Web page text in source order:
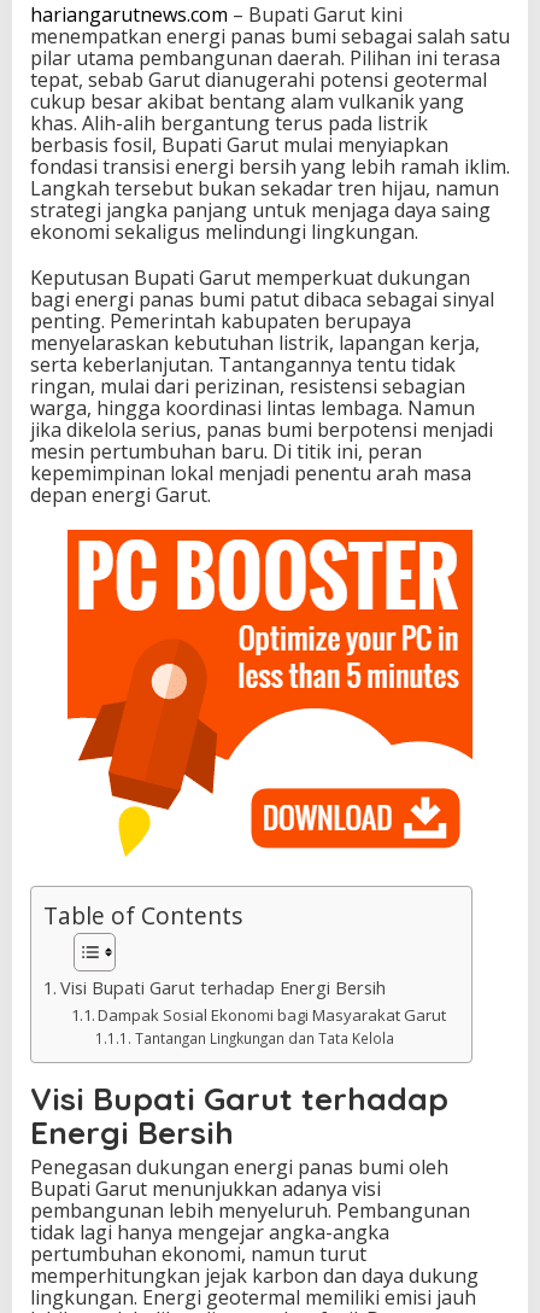
hariangarutnews.com – Bupati Garut kini
menempatkan energi panas bumi sebagai salah satu
pilar utama pembangunan daerah. Pilihan ini terasa
tepat, sebab Garut dianugerahi potensi geotermal
cukup besar akibat bentang alam vulkanik yang
khas. Alih-alih bergantung terus pada listrik
berbasis fosil, Bupati Garut mulai menyiapkan
fondasi transisi energi bersih yang lebih ramah iklim.
Langkah tersebut bukan sekadar tren hijau, namun
strategi jangka panjang untuk menjaga daya saing
ekonomi sekaligus melindungi lingkungan.
Keputusan Bupati Garut memperkuat dukungan
bagi energi panas bumi patut dibaca sebagai sinyal
penting. Pemerintah kabupaten berupaya
menyelaraskan kebutuhan listrik, lapangan kerja,
serta keberlanjutan. Tantangannya tentu tidak
ringan, mulai dari perizinan, resistensi sebagian
warga, hingga koordinasi lintas lembaga. Namun
jika dikelola serius, panas bumi berpotensi menjadi
mesin pertumbuhan baru. Di titik ini, peran
kepemimpinan lokal menjadi penentu arah masa
depan energi Garut.
Table of Contents
Visi Bupati Garut terhadap Energi Bersih
Dampak Sosial Ekonomi bagi Masyarakat Garut
Tantangan Lingkungan dan Tata Kelola
Visi Bupati Garut terhadap
Energi Bersih
Penegasan dukungan energi panas bumi oleh
Bupati Garut menunjukkan adanya visi
pembangunan lebih menyeluruh. Pembangunan
tidak lagi hanya mengejar angka-angka
pertumbuhan ekonomi, namun turut
memperhitungkan jejak karbon dan daya dukung
lingkungan. Energi geotermal memiliki emisi jauh